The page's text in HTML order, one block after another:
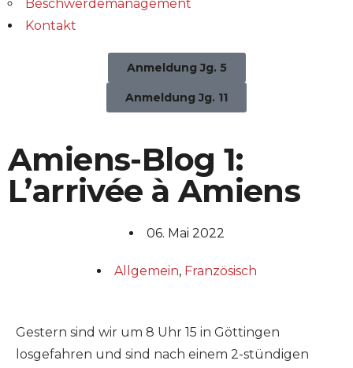
Beschwerdemanagement
Kontakt
Anmeldung Jg. 5
Anmeldung Jg. 11
Amiens-Blog 1:
L’arrivée à Amiens
06. Mai 2022
Allgemein, Französisch
Gestern sind wir um 8 Uhr 15 in Göttingen
losgefahren und sind nach einem 2-stündigen